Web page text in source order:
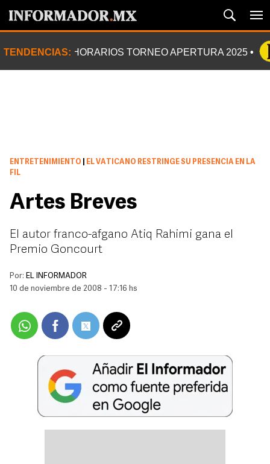
TENDENCIAS: HORARIOS TORNEO APERTURA 2025
ENTRETENIMIENTO
EL VATICANO RESTRINGE SU PRESENCIA EN LA
FIL
Artes Breves
El autor franco-afgano Atiq Rahimi gana el
Premio Goncourt
Por: EL INFORMADOR
10 de noviembre de 2008 - 17:16 hs